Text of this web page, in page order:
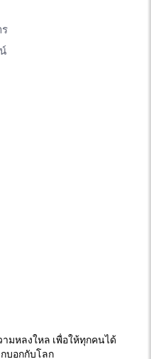
มหลงใหล เพื่อให้ทุกคนได้
บอกกับโลก